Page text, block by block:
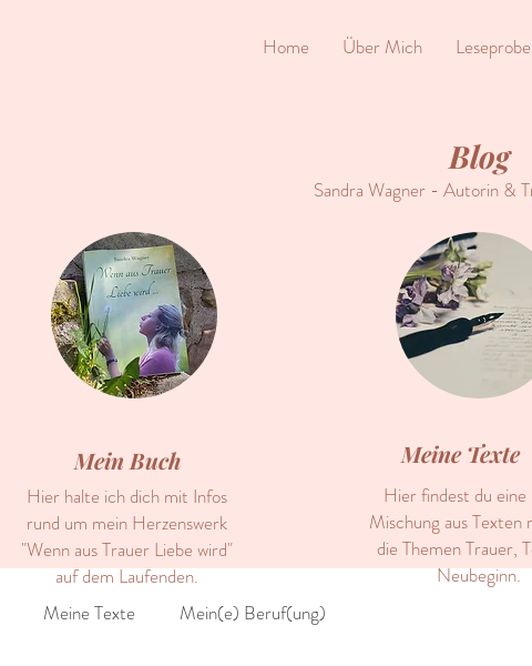
Home Über Mich Leseprobe
Meine Texte Mein(e) Beruf(ung)
Blog
Sandra Wagner - Autorin &
Mein Buch
Hier halte ich dich mit Infos
rund um mein Herzenswerk
"Wenn aus Trauer Liebe wird"
auf dem Laufenden.
Meine Texte
Hier findest du eine
Mischung aus Texten
die Themen Trauer,
Neubeginn.